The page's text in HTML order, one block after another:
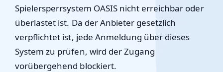
Spielersperrsystem OASIS nicht erreichbar oder
überlastet ist. Da der Anbieter gesetzlich
verpflichtet ist, jede Anmeldung über dieses
System zu prüfen, wird der Zugang
vorübergehend blockiert.